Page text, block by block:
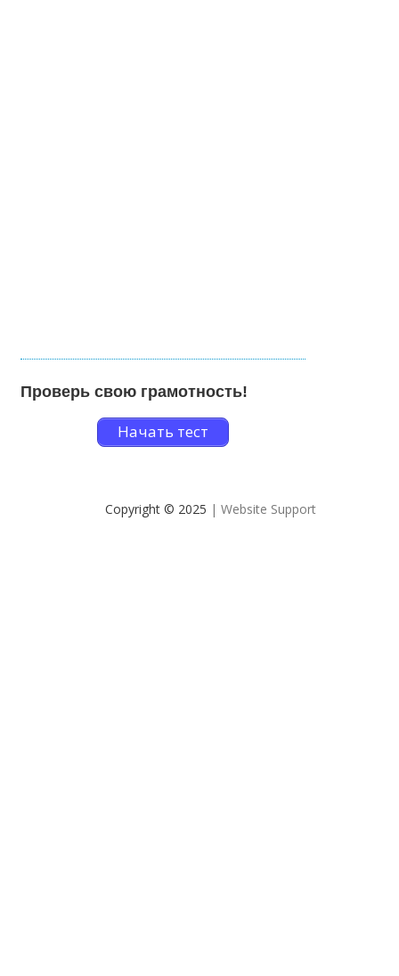
Проверь свою грамотность!
Начать тест
Copyright © 2025 | Website Support